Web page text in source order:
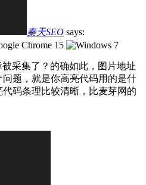
秦天SEO says:
采集了？的确如此，图片地址
题，就是你高亮代码用的是什
码条理比较清晰，比麦芽网的